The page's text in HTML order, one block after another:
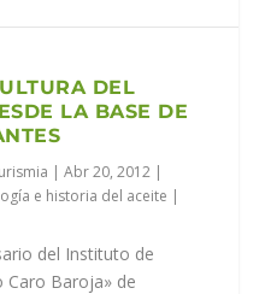
DEL
LA BASE DE
|Abr 20, 2012 |
e historia del aceite |
del Instituto de
Caro Baroja» de